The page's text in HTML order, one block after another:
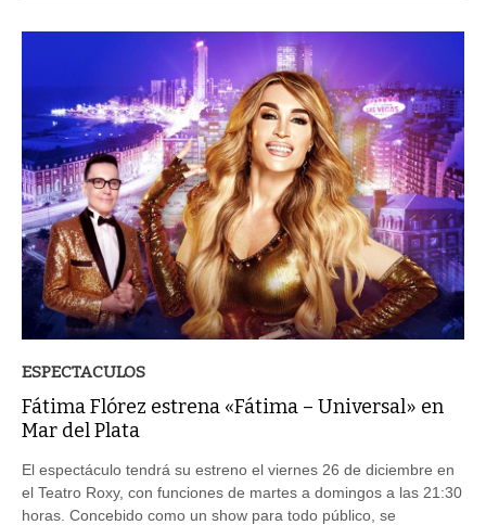
ESPECTACULOS
Fátima Flórez estrena «Fátima – Universal» en
Mar del Plata
El espectáculo tendrá su estreno el viernes 26 de diciembre en
el Teatro Roxy, con funciones de martes a domingos a las 21:30
horas. Concebido como un show para todo público, se